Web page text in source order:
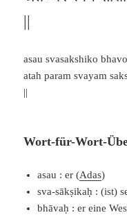
asau svasakshiko
atah param svayam
||
Wort-für-Wort-
asau : er (Adas)
sva-sākṣikaḥ : (ist)
bhāvaḥ : er eine